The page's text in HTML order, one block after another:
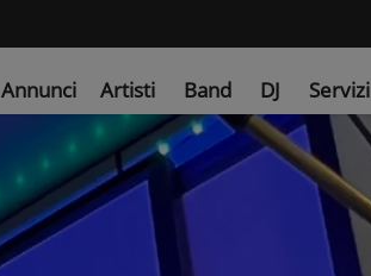
Annunci Artisti Band DJ Servizi